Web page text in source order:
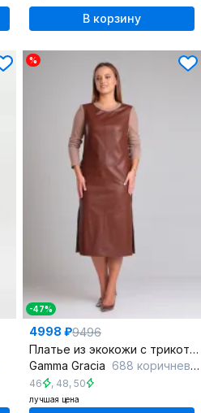
В корзину
%
-47%
4998 ₽9496
Платье из экокожи с трикотажными рукавами и разрезами
Gamma Gracia 688 коричневый
46 , 48, 50
лучшая цена